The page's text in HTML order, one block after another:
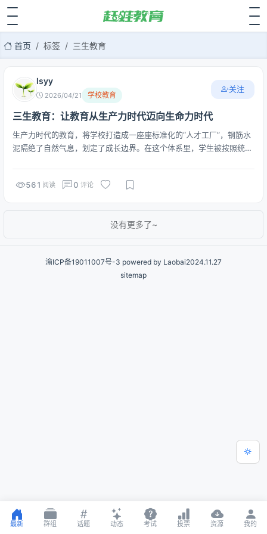
首页 标签 三生教育
lsyy
2026/04/21 学校教育
关注
三生教育：让教育从生产力时代迈向生命力时代
生产力时代的教育，将学校打造成一座座标准化的“人才工厂”，钢筋水
泥隔绝了自然气息，划定了成长边界。在这个体系里，学生被按照统一
展。但是，...
561 阅读 0 评论
没有更多了~
渝ICP备19011007号-3 powered by Laobai2024.11.27
sitemap
最新 群组 话题 动态 考试 投票 资源 我的